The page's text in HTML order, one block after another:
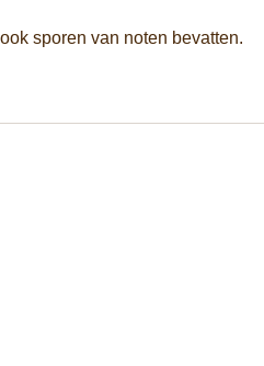
sporen van noten bevatten.